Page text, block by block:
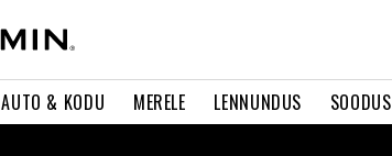
AUTO & KODU MERELE LENNUNDUS SOODUS